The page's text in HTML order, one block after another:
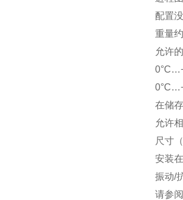
配置
重量
允许
在储
允许
尺寸
安装
振动/
请参